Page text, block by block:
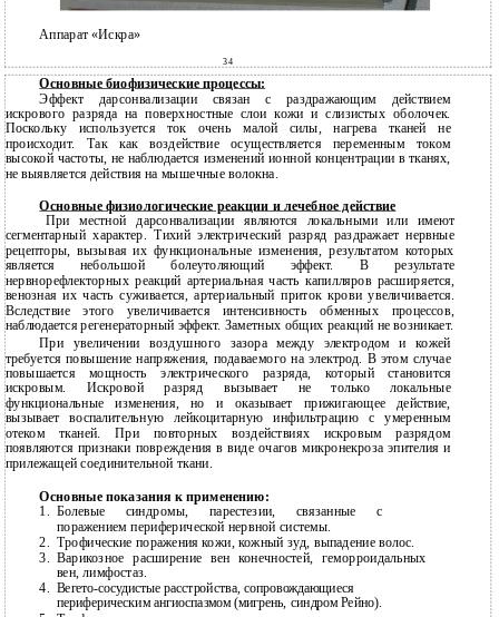
Аппарат «Искра»
34
Основные биофизические процессы:
Эффект дарсонвализации связан с раздражающим действием
искрового разряда на поверхностные слои кожи и слизистых оболочек.
Поскольку используется ток очень малой силы, нагрева тканей не
происходит. Так как воздействие осуществляется переменным током
высокой частоты, не наблюдается изменений ионной концентрации в тканях,
не выявляется действия на мышечные волокна.
Основные физиологические реакции и лечебное действие
При местной дарсонвализации являются локальными или имеют
сегментарный характер. Тихий электрический разряд раздражает нервные
рецепторы, вызывая их функциональные изменения, результатом которых
является небольшой болеутоляющий эффект. В результате
нервнорефлекторных реакций артериальная часть капилляров расширяется,
венозная их часть суживается, артериальный приток крови увеличивается.
Вследствие этого увеличивается интенсивность обменных процессов,
наблюдается регенераторный эффект. Заметных общих реакций не возникает.
При увеличении воздушного зазора между электродом и кожей
требуется повышение напряжения, подаваемого на электрод. В этом случае
повышается мощность электрического разряда, который становится
искровым. Искровой разряд вызывает не только локальные
функциональные изменения, но и оказывает прижигающее действие,
вызывает воспалительную лейкоцитарную инфильтрацию с умеренным
отеком тканей. При повторных воздействиях искровым разрядом
появляются признаки повреждения в виде очагов микронекроза эпителия и
прилежащей соединительной ткани.
Основные показания к применению:
1. Болевые синдромы, парестезии, связанные с
поражением периферической нервной системы.
2.
Трофические поражения кожи, кожный зуд, выпадение волос.
3. Варикозное расширение вен конечностей, геморроидальных
вен, лимфостаз.
4. Вегето-сосудистые расстройства, сопровождающиеся
периферическим ангиоспазмом (мигрень, синдром Рейно).